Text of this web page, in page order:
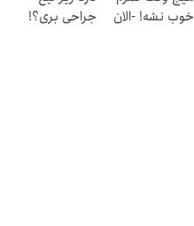
خوب نشه! -الان
جراحی بری؟!